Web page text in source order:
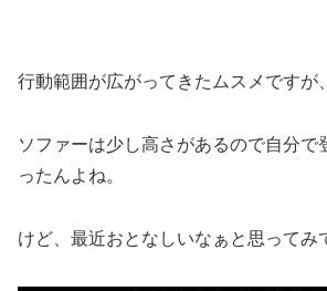
行動範囲が広がってきたムスメですが、
ソファーは少し高さがあるので自分で
ったんよね。
けど、最近おとなしいなぁと思ってみ